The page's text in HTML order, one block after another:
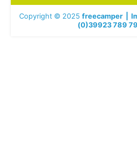
Copyright © 2025 freecamper
(0)39923 789